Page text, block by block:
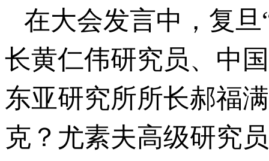
在大会发言中，复
长黄仁伟研究员、中
东亚研究所所长郝福
克？尤素夫高级研究